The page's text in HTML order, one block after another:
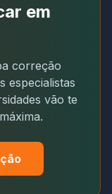
em
correção
especialistas
vão te